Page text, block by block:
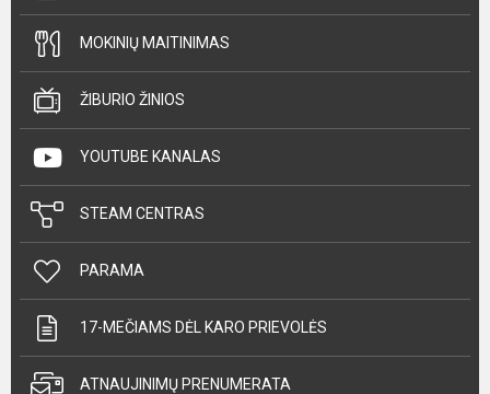
MOKINIŲ MAITINIMAS
ŽIBURIO ŽINIOS
YOUTUBE KANALAS
STEAM CENTRAS
PARAMA
17-MEČIAMS DĖL KARO PRIEVOLĖS
ATNAUJINIMŲ PRENUMERATA